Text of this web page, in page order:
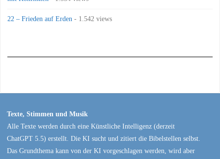
22 – Frieden auf Erden - 1.542 views
Texte, Stimmen und Musik
Alle Texte werden durch eine Künstliche Intelligenz (derzeit
ChatGPT 5.5) erstellt. Die KI sucht und zitiert die Bibelstellen selbst.
Das Grundthema kann von der KI vorgeschlagen werden, wird aber